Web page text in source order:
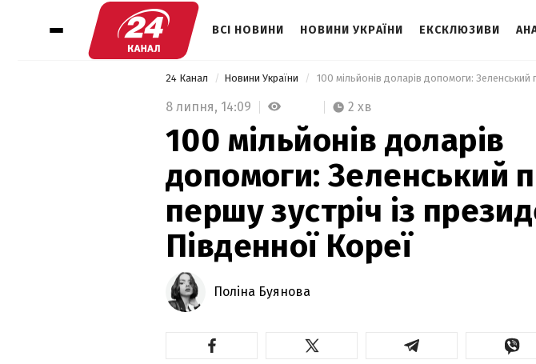
ВСІ НОВИНИ НОВИНИ УКРАЇНИ ЕКСКЛЮЗИВИ
24 Канал Новини України
8 липня, 14:09 2 хв
100 мільйонів доларів
допомоги: Зеленський
першу зустріч із
Південної Кореї
Поліна Буянова